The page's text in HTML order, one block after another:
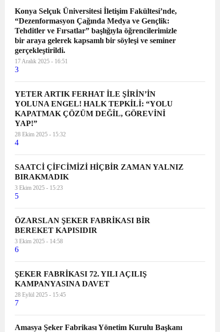
Konya Selçuk Üniversitesi İletişim Fakültesi’nde,
“Dezenformasyon Çağında Medya ve Gençlik:
Tehditler ve Fırsatlar” başlığıyla öğrencilerimizle
bir araya gelerek kapsamlı bir söyleşi ve seminer
gerçekleştirildi.
17 Aralık 2025 - 16:51
3
YETER ARTIK FERHAT İLE ŞİRİN’İN
YOLUNA ENGEL! HALK TEPKİLİ: “YOLU
KAPATMAK ÇÖZÜM DEĞİL, GÖREVİNİ
YAP!”
28 Ekim 2025 - 15:32
4
SAATCİ ÇİFCİMİZİ HİÇBİR ZAMAN YALNIZ
BIRAKMADIK
3 Ekim 2025 - 15:23
5
ÖZARSLAN ŞEKER FABRİKASI BİR
BEREKET KAPISIDIR
3 Ekim 2025 - 14:58
6
ŞEKER FABRİKASI 72. YILI AÇILIŞ
KAMPANYASINA DAVET
28 Eylül 2025 - 15:45
7
Amasya Şeker Fabrikası Yönetim Kurulu Başkanı